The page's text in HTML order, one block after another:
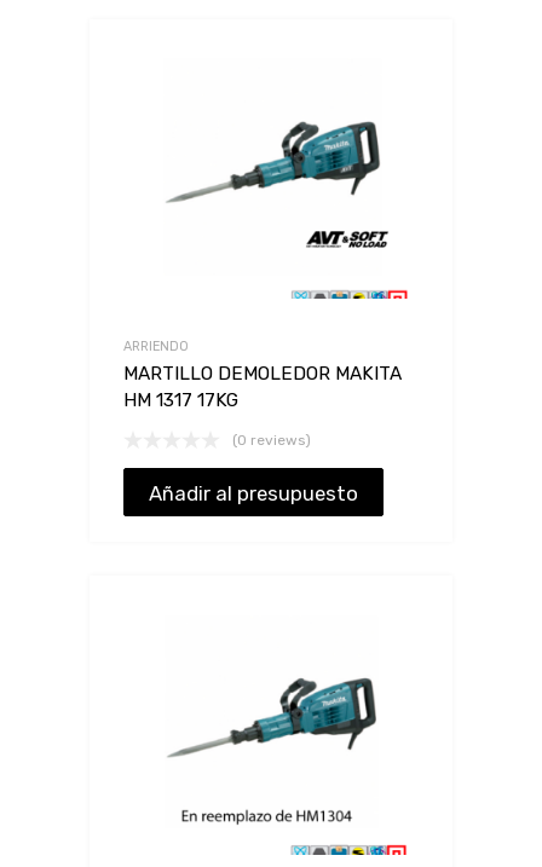
ARRIENDO
MARTILLO DEMOLEDOR MAKITA
HM 1317 17KG
(0 reviews)
Añadir al presupuesto